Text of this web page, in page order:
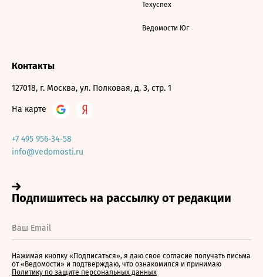
Техуспех
Ведомости Юг
Контакты
127018, г. Москва, ул. Полковая, д. 3, стр. 1
На карте
+7 495 956-34-58
info@vedomosti.ru
Нажимая кнопку «Подписаться», я даю свое согласие получать письма
от «Ведомости» и подтверждаю, что ознакомился и принимаю
Политику по защите персональных данных